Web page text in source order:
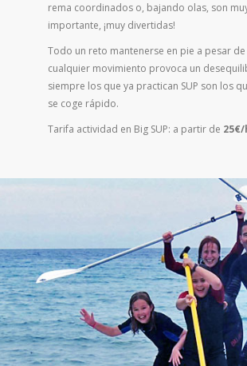
rema coordinados o, bajando olas, son
importante, ¡muy divertidas!
Todo un reto mantenerse en pie a pesar
cualquier movimiento provoca un
siempre los que ya practican SUP son los
se coge rápido.
Tarifa actividad en Big SUP: a partir de